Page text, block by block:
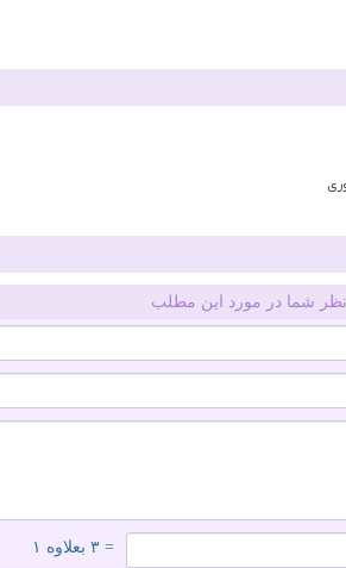
نظر شما در مورد این مطلب
= ۳ بعلاوه ۱